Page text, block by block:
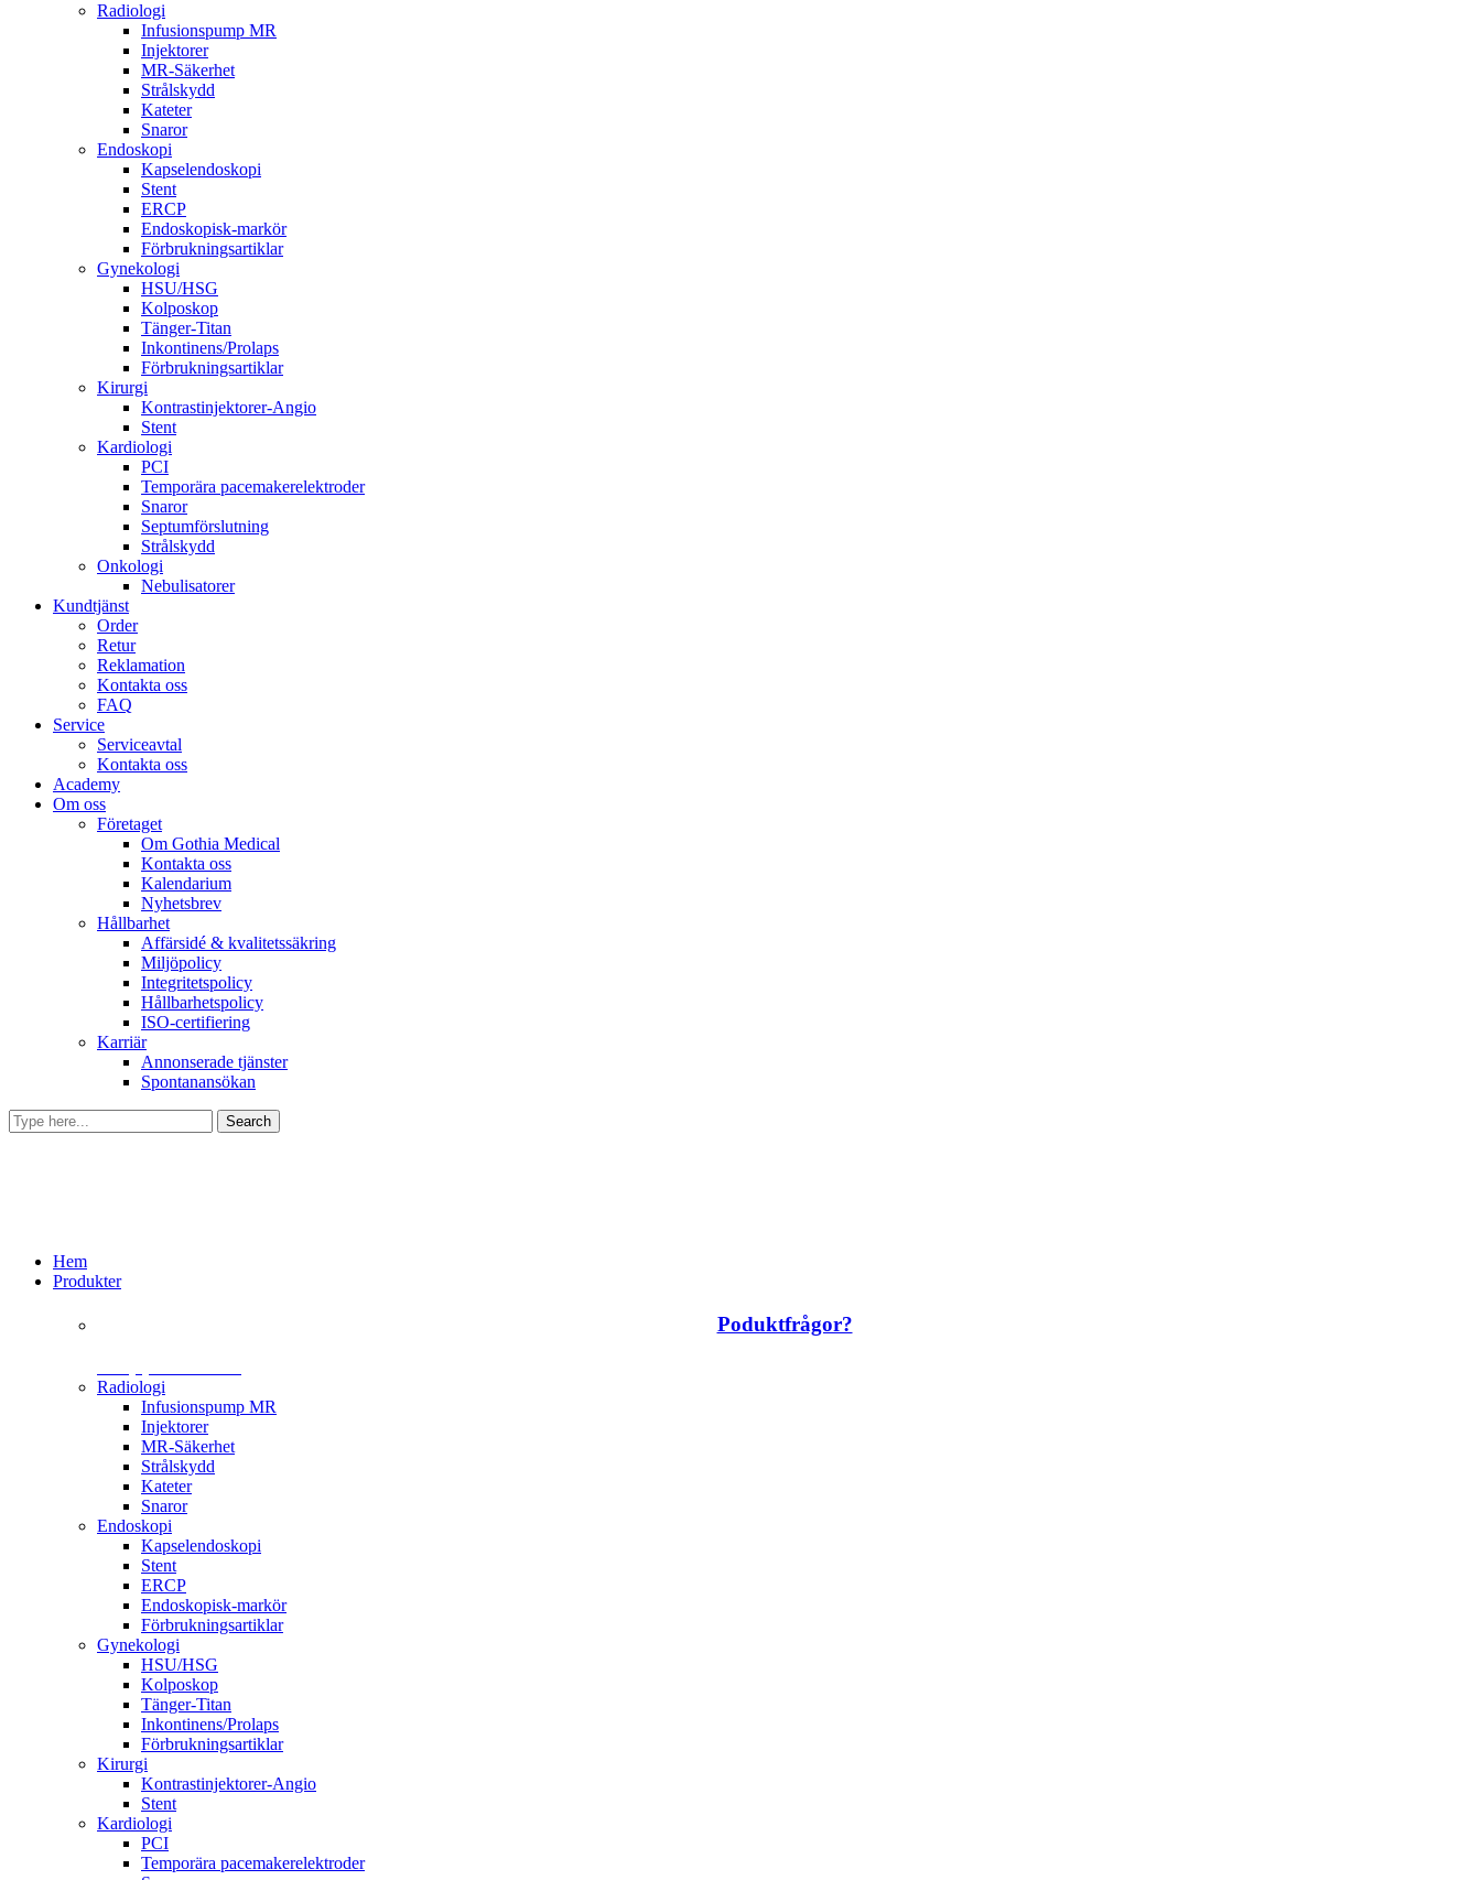
Radiologi
Infusionspump MR
Injektorer
MR-Säkerhet
Strålskydd
Kateter
Snaror
Endoskopi
Kapselendoskopi
Stent
ERCP
Endoskopisk-markör
Förbrukningsartiklar
Gynekologi
HSU/HSG
Kolposkop
Tänger-Titan
Inkontinens/Prolaps
Förbrukningsartiklar
Kirurgi
Kontrastinjektorer-Angio
Stent
Kardiologi
PCI
Temporära pacemakerelektroder
Snaror
Septumförslutning
Strålskydd
Onkologi
Nebulisatorer
Kundtjänst
Order
Retur
Reklamation
Kontakta oss
FAQ
Service
Serviceavtal
Kontakta oss
Academy
Om oss
Företaget
Om Gothia Medical
Kontakta oss
Kalendarium
Nyhetsbrev
Hållbarhet
Affärsidé & kvalitetssäkring
Miljöpolicy
Integritetspolicy
Hållbarhetspolicy
ISO-certifiering
Karriär
Annonserade tjänster
Spontanansökan
Hem
Produkter
Poduktfrågor?
Radiologi
Infusionspump MR
Injektorer
MR-Säkerhet
Strålskydd
Kateter
Snaror
Endoskopi
Kapselendoskopi
Stent
ERCP
Endoskopisk-markör
Förbrukningsartiklar
Gynekologi
HSU/HSG
Kolposkop
Tänger-Titan
Inkontinens/Prolaps
Förbrukningsartiklar
Kirurgi
Kontrastinjektorer-Angio
Stent
Kardiologi
PCI
Temporära pacemakerelektroder